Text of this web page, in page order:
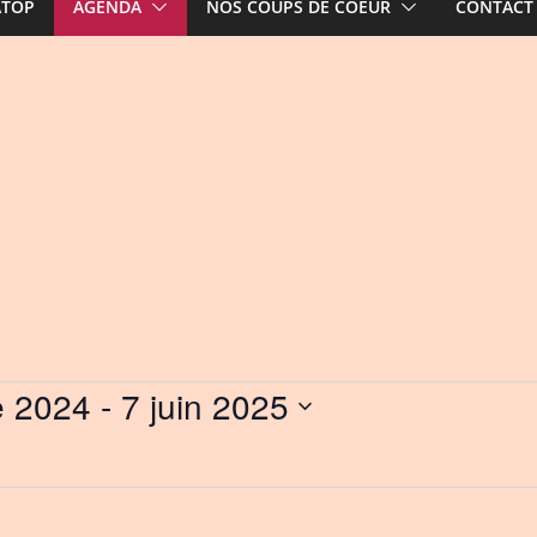
AGENDA NOS COUPS DE COEUR CONTACT
2024 - 7 juin 2025